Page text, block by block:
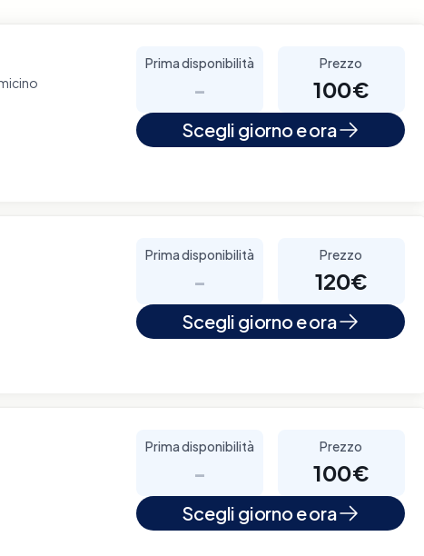
Prima disponibilità
-
Prezzo
100€
Scegli giorno e ora
Prima disponibilità
-
Prezzo
120€
Scegli giorno e ora
Prima disponibilità
-
Prezzo
100€
Scegli giorno e ora